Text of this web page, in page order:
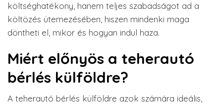
költséghatékony, hanem teljes szabadságot ad a
költözés ütemezésében, hiszen mindenki maga
döntheti el, mikor és hogyan indul haza.
Miért előnyös a teherautó
bérlés külföldre?
A teherautó bérlés külföldre azok számára ideális,